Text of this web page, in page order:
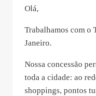
Olá,
Trabalhamos com o
Janeiro.
Nossa concessão
toda a cidade: ao
shoppings, pontos